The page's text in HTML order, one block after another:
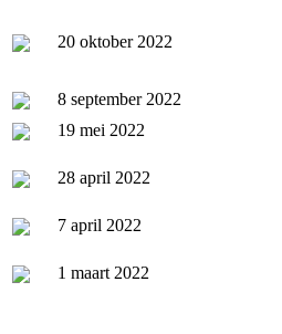
20 oktober 2022
8 september 2022
19 mei 2022
28 april 2022
7 april 2022
1 maart 2022